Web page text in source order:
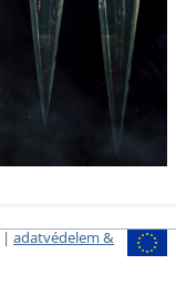
| adatvédelem &